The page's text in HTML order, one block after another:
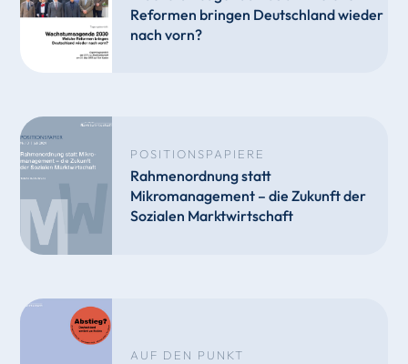
Reformen bringen Deutschland wieder
nach vorn?
POSITIONSPAPIERE
Rahmenordnung statt
Mikromanagement – die Zukunft der
Sozialen Marktwirtschaft
AUF DEN PUNKT